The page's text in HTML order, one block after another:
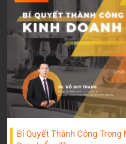
Bí Quyết Thành Công Trong